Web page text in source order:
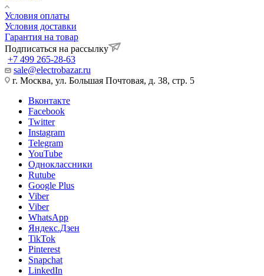
Условия оплаты
Условия доставки
Гарантия на товар
Подписаться на рассылку
+7 499 265-28-63
sale@electrobazar.ru
г. Москва, ул. Большая Почтовая, д. 38, стр. 5
Вконтакте
Facebook
Twitter
Instagram
Telegram
YouTube
Одноклассники
Rutube
Google Plus
Viber
Viber
WhatsApp
Яндекс.Дзен
TikTok
Pinterest
Snapchat
LinkedIn